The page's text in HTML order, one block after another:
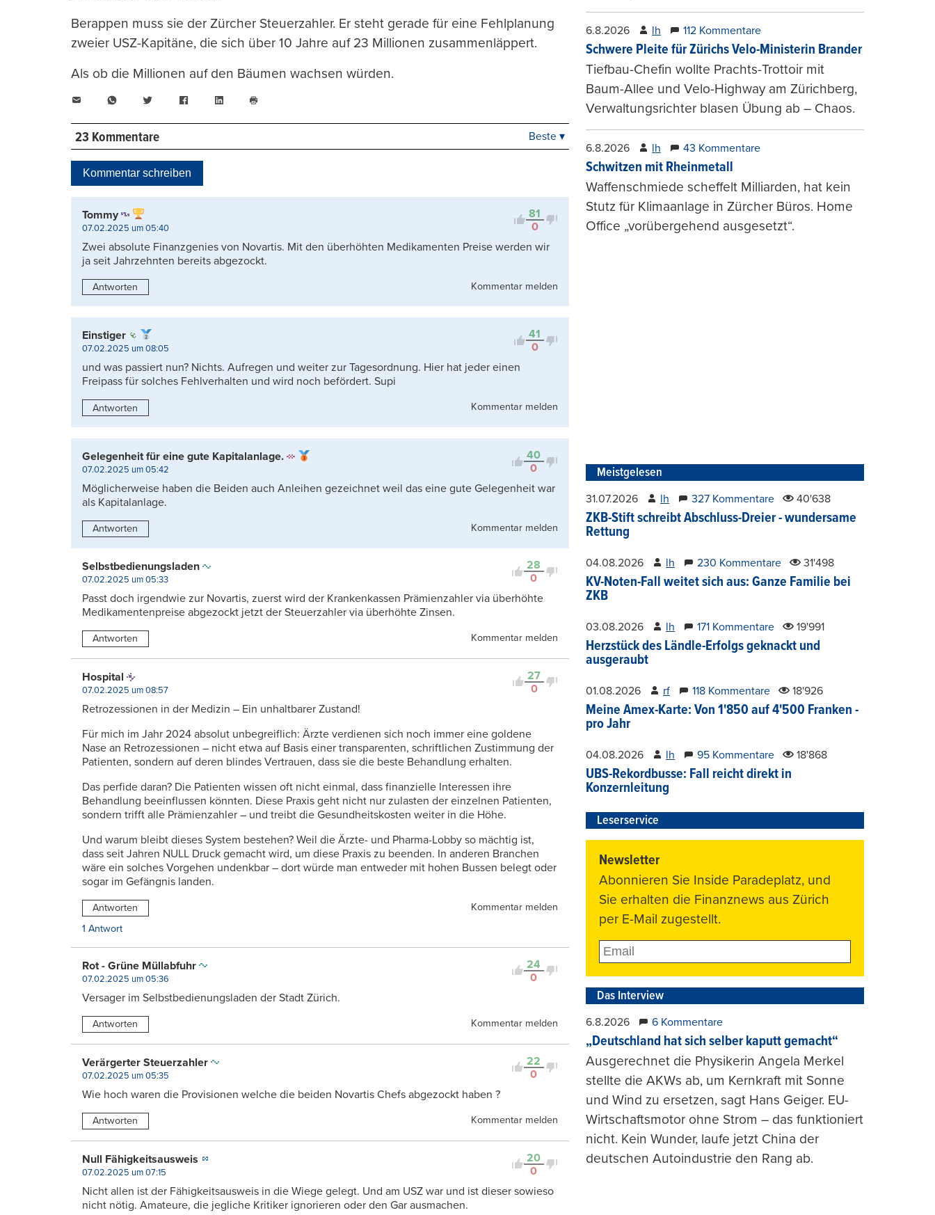
Berappen muss sie der Zürcher Steuerzahler. Er steht gerade für eine Fehlplanung
zweier USZ-Kapitäne, die sich über 10 Jahre auf 23 Millionen zusammenläppert.
Als ob die Millionen auf den Bäumen wachsen würden.
WhatsAppTwitter FacebookLinkedIn
drucken
23 Kommentare
Kontrovers
Beste ▾
Kommentar schreiben
81
0
Tommy
07.02.2025 um 05:40
Zwei absolute Finanzgenies von Novartis. Mit den überhöhten Medikamenten Preise werden wir
ja seit Jahrzehnten bereits abgezockt.
Antworten Kommentar melden
41
0
Einstiger
07.02.2025 um 08:05
und was passiert nun? Nichts. Aufregen und weiter zur Tagesordnung. Hier hat jeder einen
Freipass für solches Fehlverhalten und wird noch befördert. Supi
Antworten Kommentar melden
40
0
Gelegenheit für eine gute Kapitalanlage.
07.02.2025 um 05:42
Möglicherweise haben die Beiden auch Anleihen gezeichnet weil das eine gute Gelegenheit war
als Kapitalanlage.
Antworten Kommentar melden
28
0
Selbstbedienungsladen
07.02.2025 um 05:33
Passt doch irgendwie zur Novartis, zuerst wird der Krankenkassen Prämienzahler via überhöhte
Medikamentenpreise abgezockt jetzt der Steuerzahler via überhöhte Zinsen.
Antworten Kommentar melden
27
0
Hospital
07.02.2025 um 08:57
Retrozessionen in der Medizin – Ein unhaltbarer Zustand!
Für mich im Jahr 2024 absolut unbegreiflich: Ärzte verdienen sich noch immer eine goldene
Nase an Retrozessionen – nicht etwa auf Basis einer transparenten, schriftlichen Zustimmung der
Patienten, sondern auf deren blindes Vertrauen, dass sie die beste Behandlung erhalten.
Das perfide daran? Die Patienten wissen oft nicht einmal, dass finanzielle Interessen ihre
Behandlung beeinflussen könnten. Diese Praxis geht nicht nur zulasten der einzelnen Patienten,
sondern trifft alle Prämienzahler – und treibt die Gesundheitskosten weiter in die Höhe.
Und warum bleibt dieses System bestehen? Weil die Ärzte- und Pharma-Lobby so mächtig ist,
dass seit Jahren NULL Druck gemacht wird, um diese Praxis zu beenden. In anderen Branchen
wäre ein solches Vorgehen undenkbar – dort würde man entweder mit hohen Bussen belegt oder
sogar im Gefängnis landen.
Antworten
Kommentar melden
1 Antwort
24
0
Rot - Grüne Müllabfuhr
07.02.2025 um 05:36
Versager im Selbstbedienungsladen der Stadt Zürich.
Antworten Kommentar melden
22
0
Verärgerter Steuerzahler
07.02.2025 um 05:35
Wie hoch waren die Provisionen welche die beiden Novartis Chefs abgezockt haben ?
Antworten Kommentar melden
20
0
Null Fähigkeitsausweis
07.02.2025 um 07:15
Nicht allen ist der Fähigkeitsausweis in die Wiege gelegt. Und am USZ war und ist dieser sowieso
nicht nötig. Amateure, die jegliche Kritiker ignorieren oder den Gar ausmachen.
6.8.2026 lh 112 Kommentare
Schwere Pleite für Zürichs Velo-Ministerin Brander
Tiefbau-Chefin wollte Prachts-Trottoir mit
Baum-Allee und Velo-Highway am Zürichberg,
Verwaltungsrichter blasen Übung ab – Chaos.
6.8.2026 lh 43 Kommentare
Schwitzen mit Rheinmetall
Waffenschmiede scheffelt Milliarden, hat kein
Stutz für Klimaanlage in Zürcher Büros. Home
Office „vorübergehend ausgesetzt“.
Meistgelesen
31.07.2026 lh 327 Kommentare 40'638
ZKB-Stift schreibt Abschluss-Dreier - wundersame
Rettung
04.08.2026 lh 230 Kommentare 31'498
KV-Noten-Fall weitet sich aus: Ganze Familie bei
ZKB
03.08.2026 lh 171 Kommentare 19'991
Herzstück des Ländle-Erfolgs geknackt und
ausgeraubt
01.08.2026 rf 118 Kommentare 18'926
Meine Amex-Karte: Von 1'850 auf 4'500 Franken -
pro Jahr
04.08.2026 lh 95 Kommentare 18'868
UBS-Rekordbusse: Fall reicht direkt in
Konzernleitung
Leserservice
Newsletter
Abonnieren Sie Inside Paradeplatz, und
Sie erhalten die Finanznews aus Zürich
per E-Mail zugestellt.
Das Interview
6.8.2026 6 Kommentare
„Deutschland hat sich selber kaputt gemacht“
Ausgerechnet die Physikerin Angela Merkel
stellte die AKWs ab, um Kernkraft mit Sonne
und Wind zu ersetzen, sagt Hans Geiger. EU-
Wirtschaftsmotor ohne Strom – das funktioniert
nicht. Kein Wunder, laufe jetzt China der
deutschen Autoindustrie den Rang ab.